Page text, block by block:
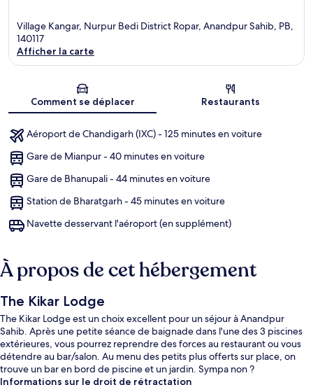
Village Kangar, Nurpur Bedi District Ropar, Anandpur Sahib, PB,
140117
Afficher la carte
Comment se déplacer Restaurants
Aéroport de Chandigarh (IXC) - 125 minutes en voiture
Gare de Mianpur - 40 minutes en voiture
Gare de Bhanupali - 44 minutes en voiture
Station de Bharatgarh - 45 minutes en voiture
Navette desservant l'aéroport (en supplément)
À propos de cet hébergement
The Kikar Lodge
The Kikar Lodge est un choix excellent pour un séjour à Anandpur
Sahib. Après une petite séance de baignade dans l'une des 3 piscines
extérieures, vous pourrez reprendre des forces au restaurant ou vous
détendre au bar/salon. Au menu des petits plus offerts sur place, on
trouve un bar en bord de piscine et un jardin. Sympa non ?
Informations sur le droit de rétractation